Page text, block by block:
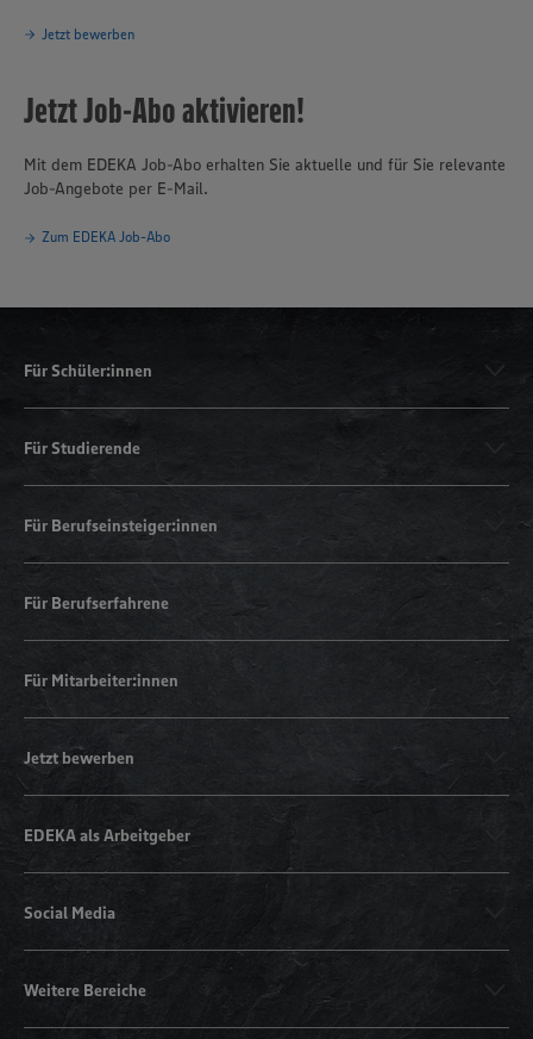
Jetzt bewerben
Jetzt Job-Abo aktivieren!
Mit dem EDEKA Job-Abo erhalten Sie aktuelle und für Sie relevante
Job-Angebote per E-Mail.
Zum EDEKA Job-Abo
Für Schüler:innen
Für Studierende
Für Berufseinsteiger:innen
Für Berufserfahrene
Für Mitarbeiter:innen
Jetzt bewerben
EDEKA als Arbeitgeber
Social Media
Weitere Bereiche